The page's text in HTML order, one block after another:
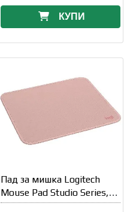
КУПИ
Пад за мишка Logitech
Mouse Pad Studio Series,
Тъмно Розов